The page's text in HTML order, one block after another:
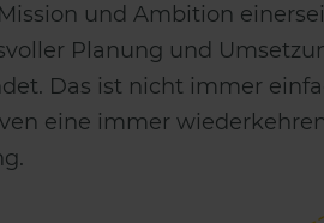
und Ambition
Planung und
Das ist nicht immer
eine immer